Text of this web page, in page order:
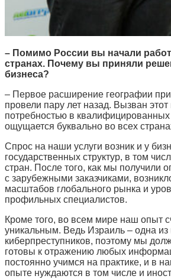
– Помимо России вы начали
странах. Почему вы приняли
бизнеса?
– Первое расширение географии
провели пару лет назад. Вызван
потребностью в квалифицированных
ощущается буквально во всех
Спрос на наши услуги возник и у
государственных структур, в том
стран. После того, как мы получили
с зарубежными заказчиками,
масштабов глобального рынка и
профильных специалистов.
Кроме того, во всем мире наш опыт
уникальным. Ведь Израиль – одна
киберпреступников, поэтому мы
готовы к отражению любых
постоянно учимся на практике, и в
опыте нуждаются в том числе и